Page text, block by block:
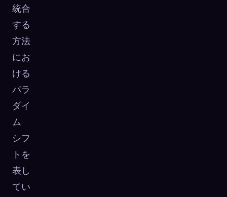
統合
する
方法
にお
ける
パラ
ダイ
ム
シフ
トを
表し
てい